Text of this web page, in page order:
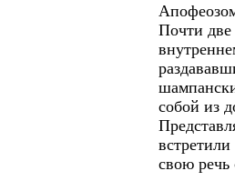
Почти две
собой из
свою речь